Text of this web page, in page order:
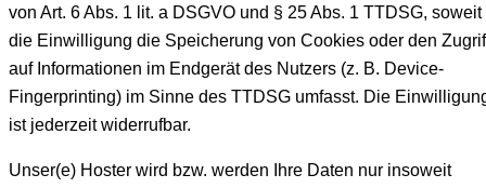
von Art. 6 Abs. 1 lit. a DSGVO und § 25 Abs. 1 TTDSG, soweit
die Einwilligung die Speicherung von Cookies oder den
auf Informationen im Endgerät des Nutzers (z. B. Device-
Fingerprinting) im Sinne des TTDSG umfasst. Die
ist jederzeit widerrufbar.
Unser(e) Hoster wird bzw. werden Ihre Daten nur insoweit